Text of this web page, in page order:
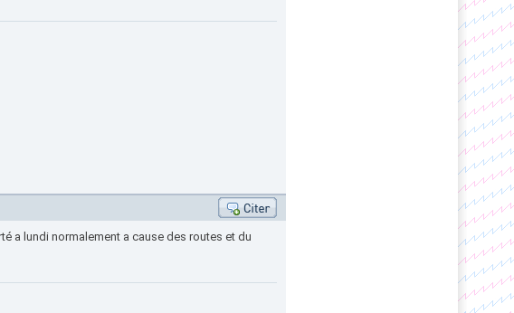
a lundi normalement a cause des routes et du